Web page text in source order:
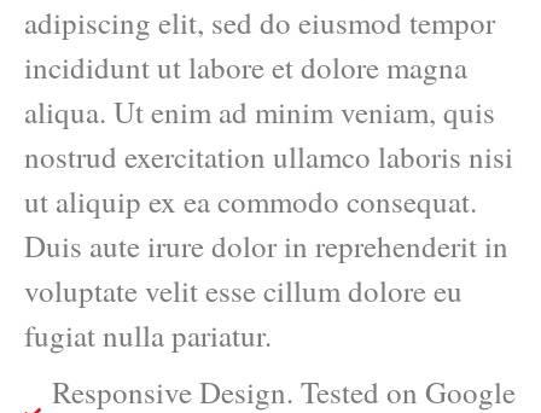
adipiscing elit, sed do eiusmod tempor
incididunt ut labore et dolore magna
aliqua. Ut enim ad minim veniam, quis
nostrud exercitation ullamco laboris nisi
ut aliquip ex ea commodo consequat.
Duis aute irure dolor in reprehenderit in
voluptate velit esse cillum dolore eu
fugiat nulla pariatur.
Responsive Design. Tested on Google